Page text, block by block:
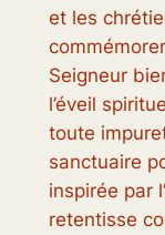
et les
Seigneur
l’éveil
toute
sanctuaire
inspirée par
retentisse